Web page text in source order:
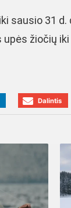
sausio 31
upės žiočių
Dalintis